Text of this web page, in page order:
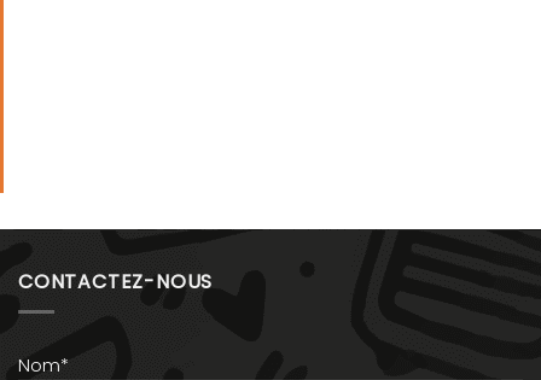
CONTACTEZ-NOUS
Nom*